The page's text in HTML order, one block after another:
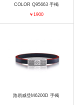
COLOR Q95663 手镯
￥1900
路易威登M6200D 手镯